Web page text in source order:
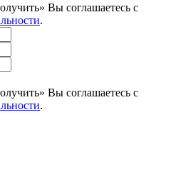
Вы соглашаетесь с
.
Вы соглашаетесь с
.